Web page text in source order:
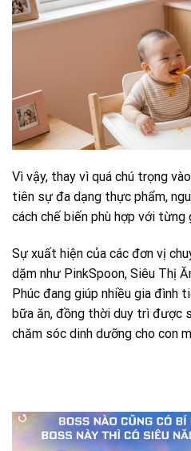
Vì vậy, thay vì quá chú trọng
tiên sự đa dạng thực phẩm,
cách chế biến phù hợp với
Sự xuất hiện của các đơn vị
dặm như PinkSpoon, Siêu Thị
Phúc đang giúp nhiều gia đình
bữa ăn, đồng thời duy trì được
chăm sóc dinh dưỡng cho con